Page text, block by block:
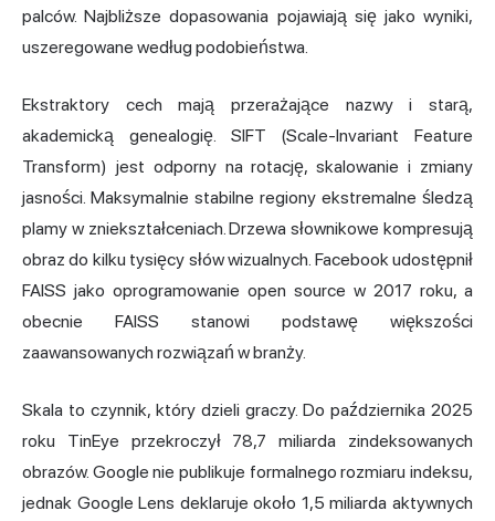
palców. Najbliższe dopasowania pojawiają się jako wyniki,
uszeregowane według podobieństwa.
Ekstraktory cech mają przerażające nazwy i starą,
akademicką genealogię. SIFT (Scale-Invariant Feature
Transform) jest odporny na rotację, skalowanie i zmiany
jasności. Maksymalnie stabilne regiony ekstremalne śledzą
plamy w zniekształceniach. Drzewa słownikowe kompresują
obraz do kilku tysięcy słów wizualnych. Facebook udostępnił
FAISS jako oprogramowanie open source w 2017 roku, a
obecnie FAISS stanowi podstawę większości
zaawansowanych rozwiązań w branży.
Skala to czynnik, który dzieli graczy. Do października 2025
roku TinEye przekroczył 78,7 miliarda zindeksowanych
obrazów. Google nie publikuje formalnego rozmiaru indeksu,
jednak Google Lens deklaruje około 1,5 miliarda aktywnych